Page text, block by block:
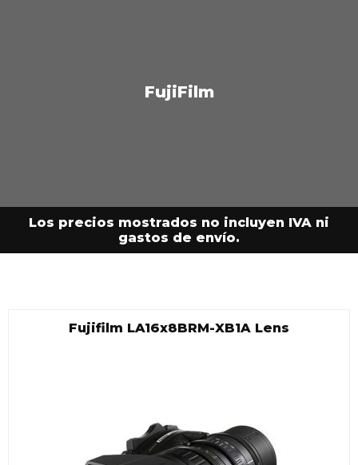
FujiFilm
Los precios mostrados no incluyen IVA ni
gastos de envío.
Fujifilm LA16x8BRM-XB1A Lens